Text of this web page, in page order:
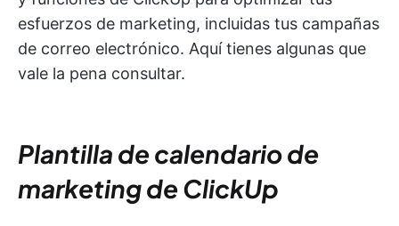
esfuerzos de marketing, incluidas tus campañas
de correo electrónico. Aquí tienes algunas que
vale la pena consultar.
Plantilla de calendario de
marketing de ClickUp